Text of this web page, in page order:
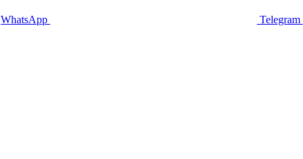
WhatsApp Telegram